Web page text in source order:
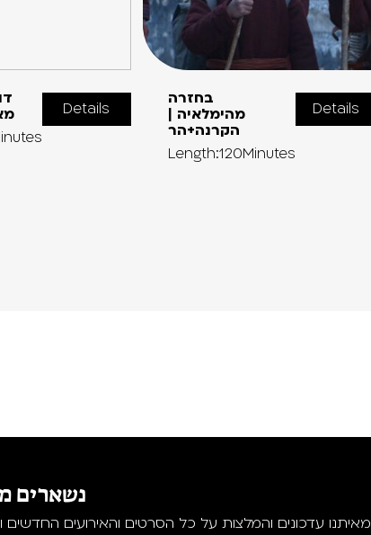
Details
בחזרה
מהימלאיה |
הקרנה+הר
Length:120Minutes
Details
נשארים
עדכונים והמלצות על כל הסרטים והאירועים החדשים